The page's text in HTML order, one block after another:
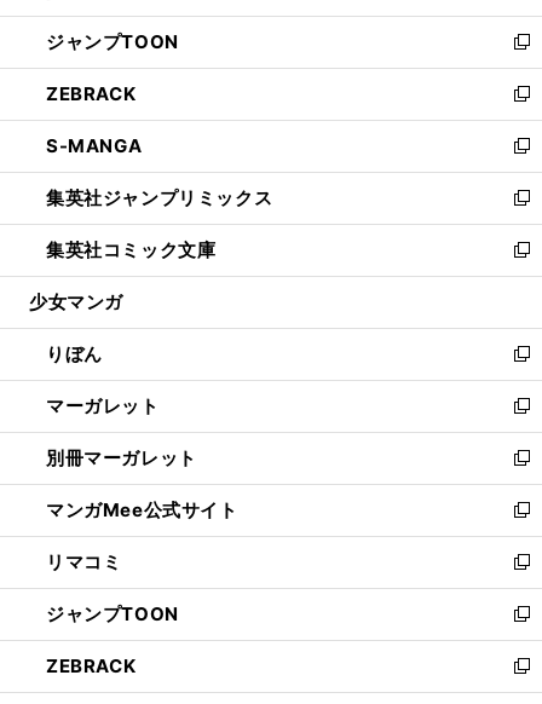
開
く
ウ
で
開
く
ン
ド
ウ
で
開
く
ウ
ィ
ン
ド
ウ
で
開
く
し
い
ウ
ィ
ン
ド
ウ
で
開
く
ジャンプTOON
新
し
い
ウ
ィ
ン
ド
ウ
で
開
ZEBRACK
新
し
い
ウ
ィ
ン
ド
ウ
開
く
S-MANGA
新
し
い
ウ
ィ
ン
ウ
で
開
く
集英社ジャンプリミックス
新
し
い
ウ
ン
ド
ウ
で
開
く
集英社コミック文庫
新
し
ウ
ィ
ン
ド
ウ
で
開
く
少女マンガ
りぼん
新
し
い
ウ
ィ
ン
ド
ウ
で
開
く
マーガレット
新
し
い
ウ
ィ
ン
ド
ウ
で
開
く
別冊マーガレット
新
し
い
ウ
ィ
ン
ド
ウ
で
開
マンガMee公式サイト
新
し
い
ウ
ィ
ン
ド
ウ
リマコミ
新
し
い
ウ
ィ
ン
ジャンプTOON
新
し
い
ウ
ZEBRACK
新
し